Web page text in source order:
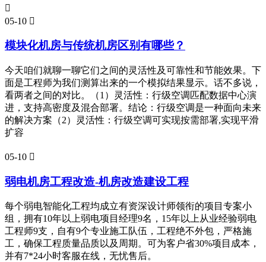

05-10 
模块化机房与传统机房区别有哪些？
今天咱们就聊一聊它们之间的灵活性及可靠性和节能效果。下
面是工程师为我们测算出来的一个模拟结果显示。话不多说，
看两者之间的对比。（1）灵活性：行级空调匹配数据中心演
进，支持高密度及混合部署。结论：行级空调是一种面向未来
的解决方案（2）灵活性：行级空调可实现按需部署,实现平滑
扩容
05-10 
弱电机房工程改造-机房改造建设工程
每个弱电智能化工程均成立有资深设计师领衔的项目专案小
组，拥有10年以上弱电项目经理9名，15年以上从业经验弱电
工程师9支，自有9个专业施工队伍，工程绝不外包，严格施
工，确保工程质量品质以及周期。可为客户省30%项目成本，
并有7*24小时客服在线，无忧售后。